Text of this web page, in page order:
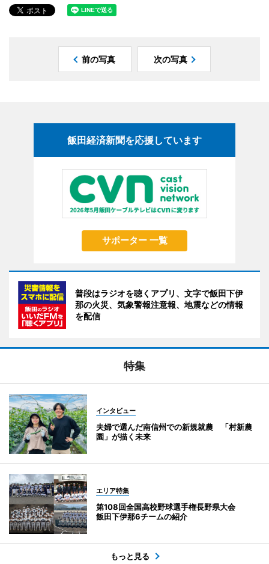
前の写真 次の写真
飯田経済新聞を応援しています
サポーター 一覧
普段はラジオを聴くアプリ、文字で飯田下伊
那の火災、気象警報注意報、地震などの情報
を配信
特集
インタビュー
夫婦で選んだ南信州での新規就農 「村新農
園」が描く未来
エリア特集
第108回全国高校野球選手権長野県大会
飯田下伊那6チームの紹介
もっと見る